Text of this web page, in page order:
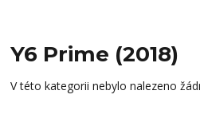
Y6 Prime (2018)
V této kategorii nebylo nalezeno